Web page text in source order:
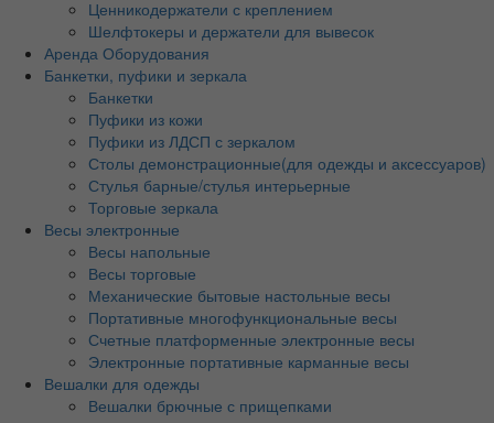
Ценникодержатели с креплением
Шелфтокеры и держатели для вывесок
Аренда Оборудования
Банкетки, пуфики и зеркала
Банкетки
Пуфики из кожи
Пуфики из ЛДСП с зеркалом
Столы демонстрационные(для одежды и аксессуаров)
Стулья барные/стулья интерьерные
Торговые зеркала
Весы электронные
Весы напольные
Весы торговые
Механические бытовые настольные весы
Портативные многофункциональные весы
Счетные платформенные электронные весы
Электронные портативные карманные весы
Вешалки для одежды
Вешалки брючные с прищепками